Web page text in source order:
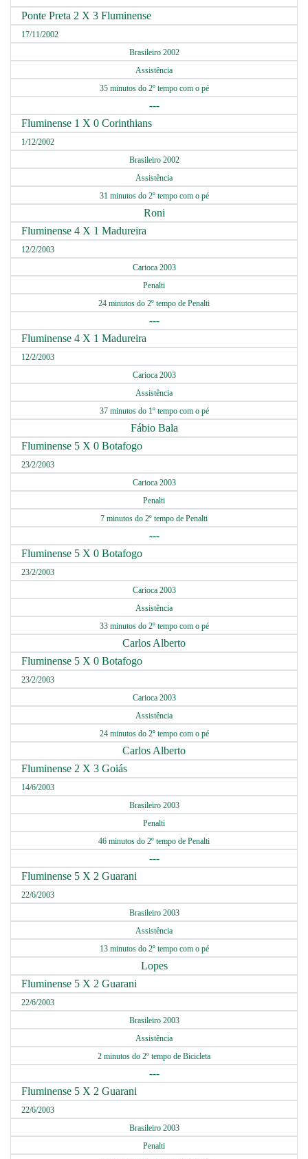
Ponte Preta 2 X 3 Fluminense
17/11/2002
Brasileiro 2002
Assistência
35 minutos do 2º tempo com o pé
---
Fluminense 1 X 0 Corinthians
1/12/2002
Brasileiro 2002
Assistência
31 minutos do 2º tempo com o pé
Roni
Fluminense 4 X 1 Madureira
12/2/2003
Carioca 2003
Penalti
24 minutos do 2º tempo de Penalti
---
Fluminense 4 X 1 Madureira
12/2/2003
Carioca 2003
Assistência
37 minutos do 1º tempo com o pé
Fábio Bala
Fluminense 5 X 0 Botafogo
23/2/2003
Carioca 2003
Penalti
7 minutos do 2º tempo de Penalti
---
Fluminense 5 X 0 Botafogo
23/2/2003
Carioca 2003
Assistência
33 minutos do 2º tempo com o pé
Carlos Alberto
Fluminense 5 X 0 Botafogo
23/2/2003
Carioca 2003
Assistência
24 minutos do 2º tempo com o pé
Carlos Alberto
Fluminense 2 X 3 Goiás
14/6/2003
Brasileiro 2003
Penalti
46 minutos do 2º tempo de Penalti
---
Fluminense 5 X 2 Guarani
22/6/2003
Brasileiro 2003
Assistência
13 minutos do 2º tempo com o pé
Lopes
Fluminense 5 X 2 Guarani
22/6/2003
Brasileiro 2003
Assistência
2 minutos do 2º tempo de Bicicleta
---
Fluminense 5 X 2 Guarani
22/6/2003
Brasileiro 2003
Penalti